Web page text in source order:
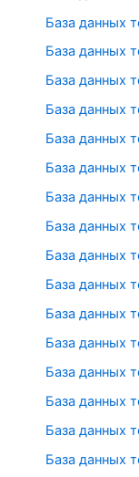
База данных
База данных
База данных
База данных
База данных
База данных
База данных
База данных
База данных
База данных
База данных
База данных
База данных
База данных
База данных
База данных